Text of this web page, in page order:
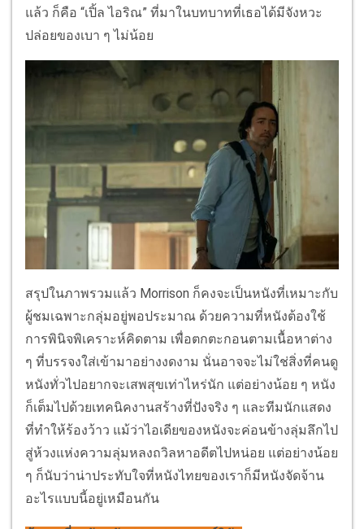
แล้ว ก็คือ “เปิ้ล ไอริณ” ที่มาในบทบาทที่เธอได้มีจังหวะ
ปล่อยของเบา ๆ ไม่น้อย
สรุปในภาพรวมแล้ว Morrison ก็คงจะเป็นหนังที่เหมาะกับ
ผู้ชมเฉพาะกลุ่มอยู่พอประมาณ ด้วยความที่หนังต้องใช้
การพินิจพิเคราะห์คิดตาม เพื่อตกตะกอนตามเนื้อหาต่าง
ๆ ที่บรรจงใส่เข้ามาอย่างงดงาม นั่นอาจจะไม่ใช่สิ่งที่คนดู
หนังทั่วไปอยากจะเสพสุขเท่าไหร่นัก แต่อย่างน้อย ๆ หนัง
ก็เต็มไปด้วยเทคนิคงานสร้างที่ปังจริง ๆ และทีมนักแสดง
ที่ทำให้ร้องว้าว แม้ว่าไอเดียของหนังจะค่อนข้างลุ่มลึกไป
สู่ห้วงแห่งความลุ่มหลงถวิลหาอดีตไปหน่อย แต่อย่างน้อย
ๆ ก็นับว่าน่าประทับใจที่หนังไทยของเราก็มีหนังจัดจ้าน
อะไรแบบนี้อยู่เหมือนกัน